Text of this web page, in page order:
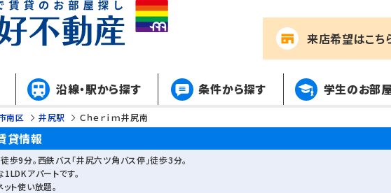
来店希望はこち
沿線・駅から探す 条件から探す 学生のお部
南区 井尻駅 Ｃｈｅｒｉｍ井尻南
貸情報
歩9分。西鉄バス「井尻六ツ角バス停」徒歩3分。
アパートです。
ト使い放題。